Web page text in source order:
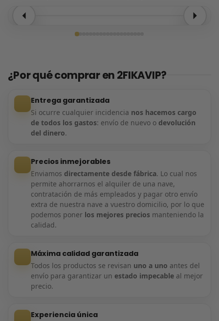
¿Por qué comprar en 2FIKAVIP?
Entrega garantizada
Si ocurre cualquier incidencia nos hacemos cargo
de todos los gastos: envío de nuevo o devolución
del dinero.
Precios inmejorables
Enviamos directamente desde fábrica. Lo cual nos
permite ahorrarnos el alquiler de una nave,
contratación de más empleados y pagar otro envío
extra de nuestra nave a vuestro domicilio, por lo que
podemos poner los mejores precios manteniendo la
calidad.
Máxima calidad garantizada
Todos los productos se revisan uno a uno antes del
envío para garantizar un estado impecableal mejor
precio.
Experiencia única